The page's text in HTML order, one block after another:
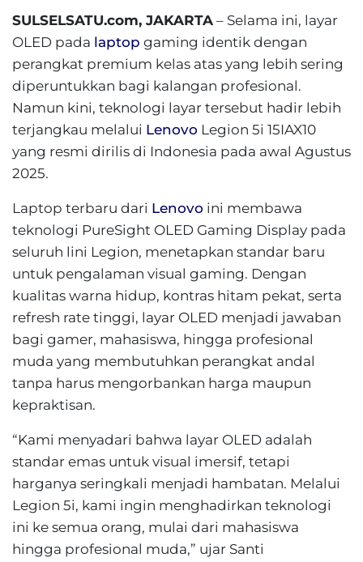
SULSELSATU.com, JAKARTA – Selama ini, layar
OLED pada laptop gaming identik dengan
perangkat premium kelas atas yang lebih sering
diperuntukkan bagi kalangan profesional.
Namun kini, teknologi layar tersebut hadir lebih
terjangkau melalui Lenovo Legion 5i 15IAX10
yang resmi dirilis di Indonesia pada awal Agustus
2025.
Laptop terbaru dari Lenovo ini membawa
teknologi PureSight OLED Gaming Display pada
seluruh lini Legion, menetapkan standar baru
untuk pengalaman visual gaming. Dengan
kualitas warna hidup, kontras hitam pekat, serta
refresh rate tinggi, layar OLED menjadi jawaban
bagi gamer, mahasiswa, hingga profesional
muda yang membutuhkan perangkat andal
tanpa harus mengorbankan harga maupun
kepraktisan.
“Kami menyadari bahwa layar OLED adalah
standar emas untuk visual imersif, tetapi
harganya seringkali menjadi hambatan. Melalui
Legion 5i, kami ingin menghadirkan teknologi
ini ke semua orang, mulai dari mahasiswa
hingga profesional muda,” ujar Santi